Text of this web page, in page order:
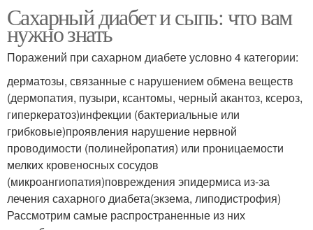
Сахарный диабет и сыпь: что вам
нужно знать
Поражений при сахарном диабете условно 4 категории:
дерматозы, связанные с нарушением обмена веществ
(дермопатия, пузыри, ксантомы, черный акантоз, ксероз,
гиперкератоз)инфекции (бактериальные или
грибковые)проявления нарушение нервной
проводимости (полинейропатия) или проницаемости
мелких кровеносных сосудов
(микроангиопатия)повреждения эпидермиса из-за
лечения сахарного диабета(экзема, липодистрофия)
Рассмотрим самые распространенные из них